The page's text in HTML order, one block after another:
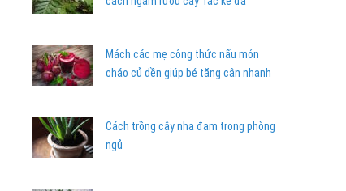
Mách các mẹ công thức nấu món
cháo củ dền giúp bé tăng cân nhanh
Cách trồng cây nha đam trong phòng
ngủ